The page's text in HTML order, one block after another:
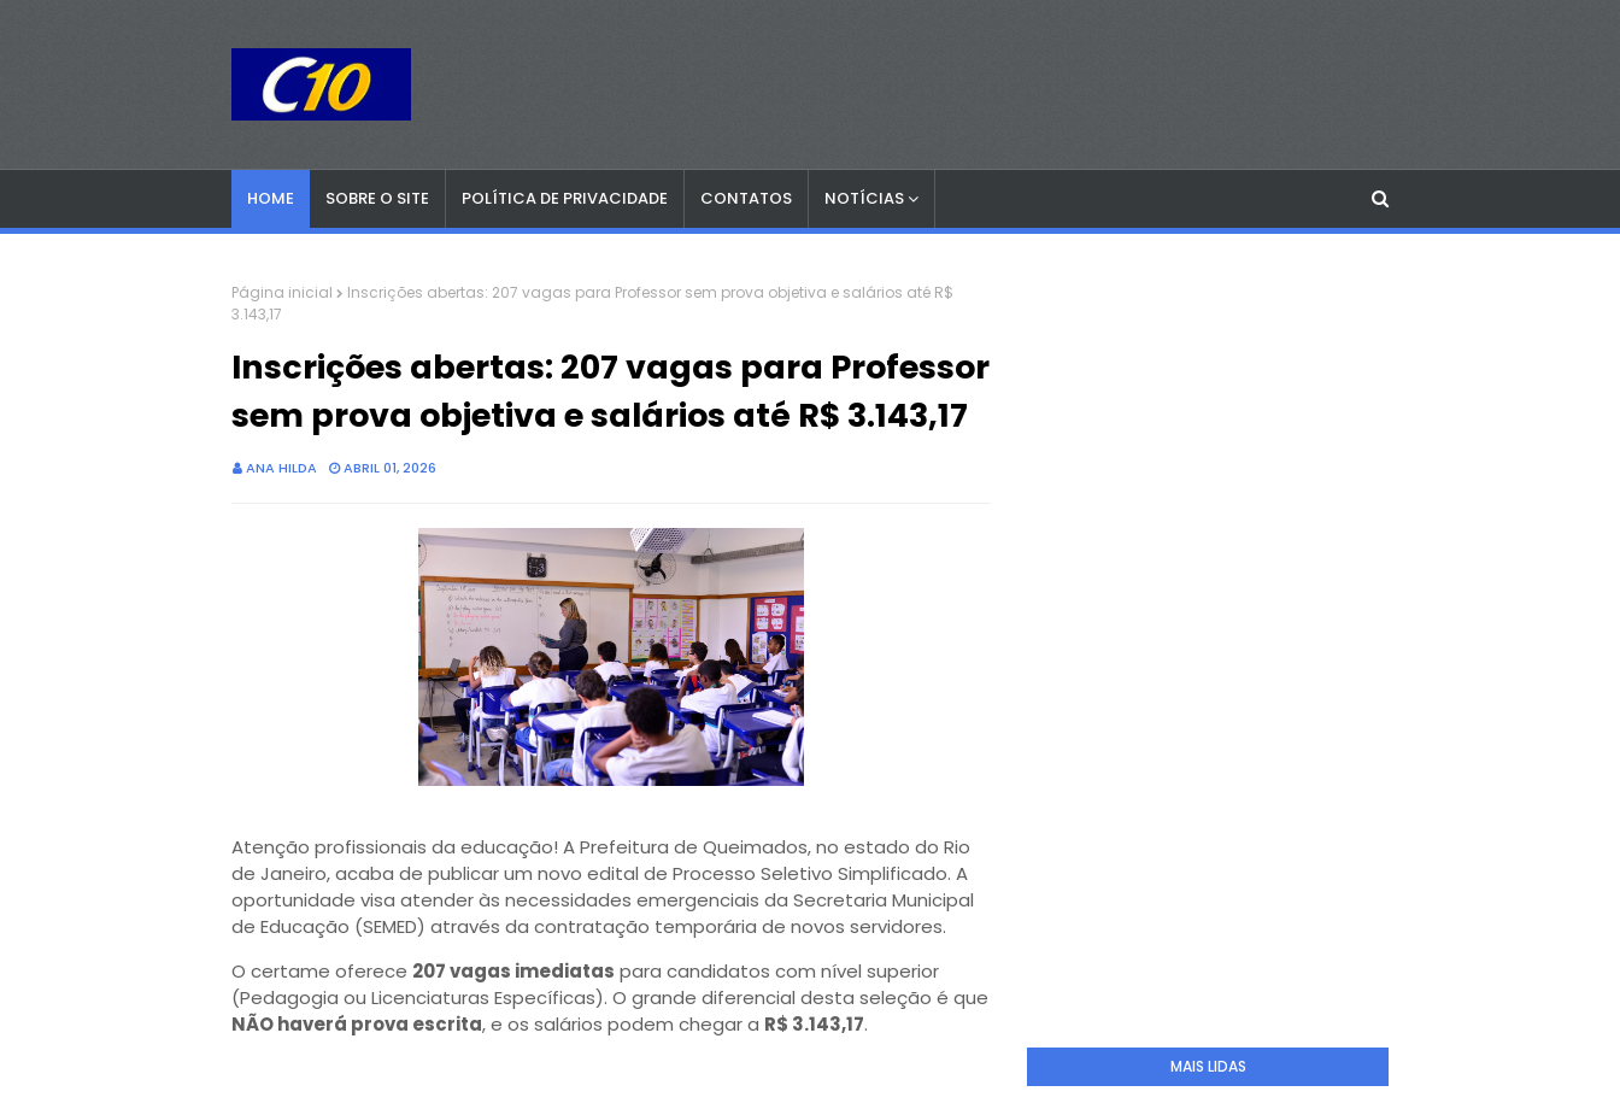
HOME SOBRE O SITE POLÍTICA DE PRIVACIDADE CONTATOS NOTÍCIAS
Página inicial
Inscrições abertas: 207 vagas para Professor sem prova objetiva e salários até R$
3.143,17
Inscrições abertas: 207 vagas para Professor
sem prova objetiva e salários até R$ 3.143,17
ANA HILDA ABRIL 01, 2026
Atenção profissionais da educação! A Prefeitura de Queimados, no estado do Rio
de Janeiro, acaba de publicar um novo edital de Processo Seletivo Simplificado. A
oportunidade visa atender às necessidades emergenciais da Secretaria Municipal
de Educação (SEMED) através da contratação temporária de novos servidores.
O certame oferece 207 vagas imediatas para candidatos com nível superior
(Pedagogia ou Licenciaturas Específicas). O grande diferencial desta seleção é que
NÃO haverá prova escrita, e os salários podem chegar a R$ 3.143,17.
MAIS LIDAS